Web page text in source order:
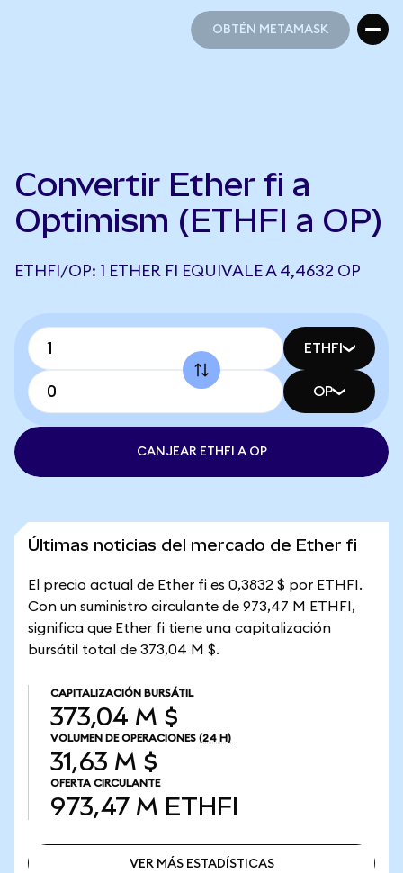
OBTÉN METAMASK
Convertir Ether fi a
Optimism (ETHFI a OP)
ETHFI/OP: 1 ETHER FI EQUIVALE A 4,4632 OP
ETHFI
OP
CANJEAR ETHFI A OP
Últimas noticias del mercado de Ether fi
El precio actual de Ether fi es 0,3832 $ por ETHFI.
Con un suministro circulante de 973,47 M ETHFI,
significa que Ether fi tiene una capitalización
bursátil total de 373,04 M $.
CAPITALIZACIÓN BURSÁTIL
373,04 M $
VOLUMEN DE OPERACIONES (24 H)
31,63 M $
OFERTA CIRCULANTE
973,47 M ETHFI
VER MÁS ESTADÍSTICAS